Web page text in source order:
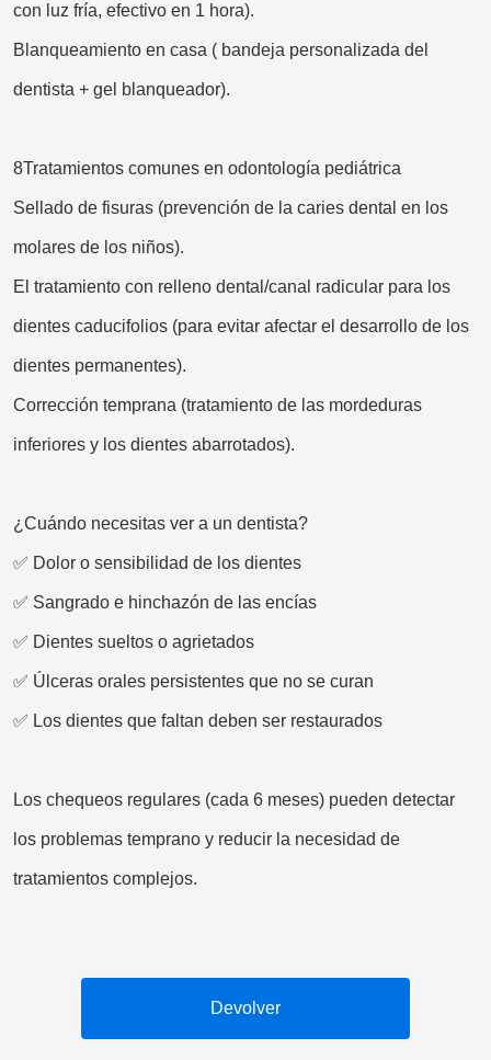
con luz fría, efectivo en 1 hora).
Blanqueamiento en casa ( bandeja personalizada del
dentista + gel blanqueador).
8Tratamientos comunes en odontología pediátrica
Sellado de fisuras (prevención de la caries dental en los
molares de los niños).
El tratamiento con relleno dental/canal radicular para los
dientes caducifolios (para evitar afectar el desarrollo de los
dientes permanentes).
Corrección temprana (tratamiento de las mordeduras
inferiores y los dientes abarrotados).
¿Cuándo necesitas ver a un dentista?
✅ Dolor o sensibilidad de los dientes
✅ Sangrado e hinchazón de las encías
✅ Dientes sueltos o agrietados
✅ Úlceras orales persistentes que no se curan
✅ Los dientes que faltan deben ser restaurados
Los chequeos regulares (cada 6 meses) pueden detectar
los problemas temprano y reducir la necesidad de
tratamientos complejos.
Devolver